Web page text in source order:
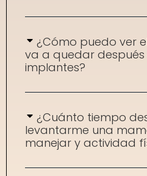
¿Cómo puedo ver
va a quedar
implantes?
¿Cuánto tiempo
levantarme una
manejar y actividad